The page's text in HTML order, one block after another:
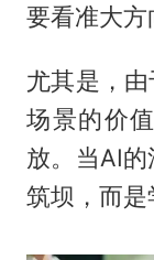
要看准大方
尤其是，
场景的价
放。当AI
筑坝，而是